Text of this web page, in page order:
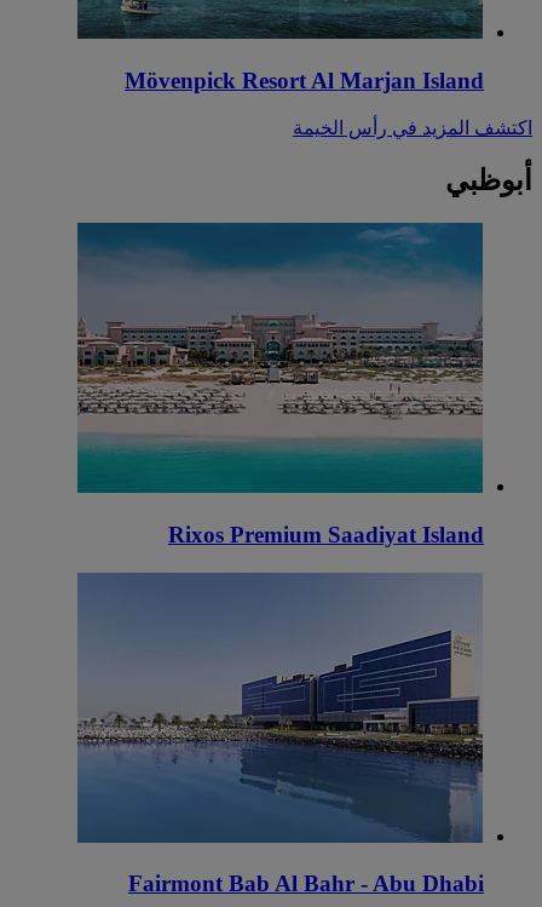
Mövenpick Resort Al Marjan Island
اكتشف المزيد في رأس الخيمة
أبوظبي
Rixos Premium Saadiyat Island
Fairmont Bab Al Bahr - Abu Dhabi